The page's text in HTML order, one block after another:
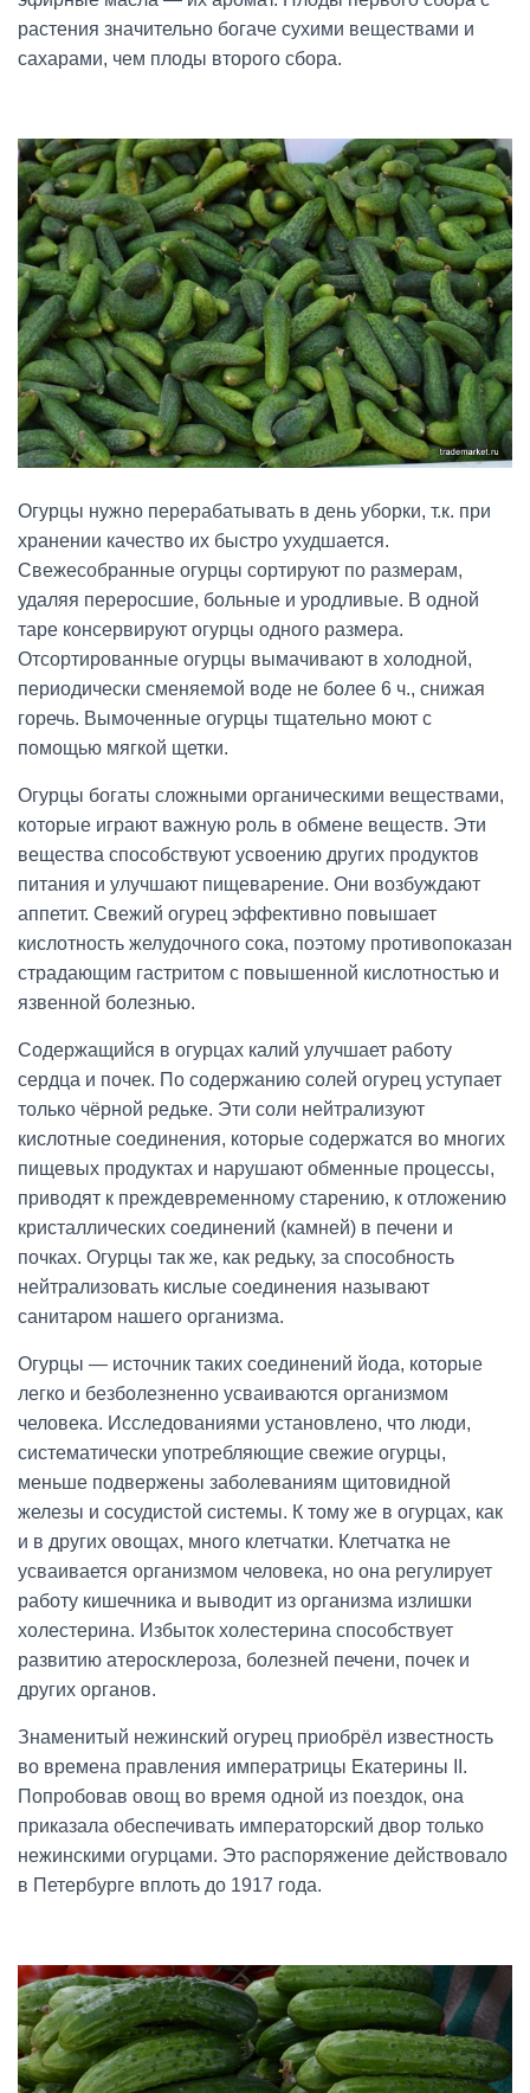
растения значительно богаче сухими веществами и
сахарами, чем плоды второго сбора.
Огурцы нужно перерабатывать в день уборки, т.к. при
хранении качество их быстро ухудшается.
Свежесобранные огурцы сортируют по размерам,
удаляя переросшие, больные и уродливые. В одной
таре консервируют огурцы одного размера.
Отсортированные огурцы вымачивают в холодной,
периодически сменяемой воде не более 6 ч., снижая
горечь. Вымоченные огурцы тщательно моют с
помощью мягкой щетки.
Огурцы богаты сложными органическими веществами,
которые играют важную роль в обмене веществ. Эти
вещества способствуют усвоению других продуктов
питания и улучшают пищеварение. Они возбуждают
аппетит. Свежий огурец эффективно повышает
кислотность желудочного сока, поэтому противопоказан
страдающим гастритом с повышенной кислотностью и
язвенной болезнью.
Содержащийся в огурцах калий улучшает работу
сердца и почек. По содержанию солей огурец уступает
только чёрной редьке. Эти соли нейтрализуют
кислотные соединения, которые содержатся во многих
пищевых продуктах и нарушают обменные процессы,
приводят к преждевременному старению, к отложению
кристаллических соединений (камней) в печени и
почках. Огурцы так же, как редьку, за способность
нейтрализовать кислые соединения называют
санитаром нашего организма.
Огурцы — источник таких соединений йода, которые
легко и безболезненно усваиваются организмом
человека. Исследованиями установлено, что люди,
систематически употребляющие свежие огурцы,
меньше подвержены заболеваниям щитовидной
железы и сосудистой системы. К тому же в огурцах, как
и в других овощах, много клетчатки. Клетчатка не
усваивается организмом человека, но она регулирует
работу кишечника и выводит из организма излишки
холестерина. Избыток холестерина способствует
развитию атеросклероза, болезней печени, почек и
других органов.
Знаменитый нежинский огурец приобрёл известность
во времена правления императрицы Екатерины II.
Попробовав овощ во время одной из поездок, она
приказала обеспечивать императорский двор только
нежинскими огурцами. Это распоряжение действовало
в Петербурге вплоть до 1917 года.